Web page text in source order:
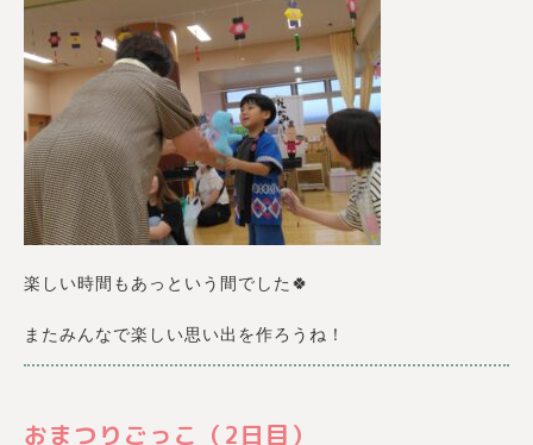
楽しい時間もあっという間でした🍀
またみんなで楽しい思い出を作ろうね！
おまつりごっこ（2日目）